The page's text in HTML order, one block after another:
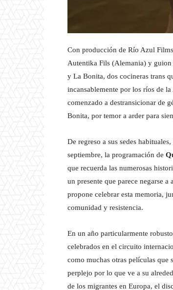
Con producción de Río Azul
Autentika Fils (Alemania) y guion
y La Bonita, dos cocineras trans
incansablemente por los ríos de
comenzado a destransicionar de
Bonita, por temor a arder para
De regreso a sus sedes
septiembre, la programación de
que recuerda las numerosas
un presente que parece negarse
propone celebrar esta memoria,
comunidad y resistencia.
En un año particularmente
celebrados en el circuito
como muchas otras películas que
perplejo por lo que ve a su
de los migrantes en Europa, el